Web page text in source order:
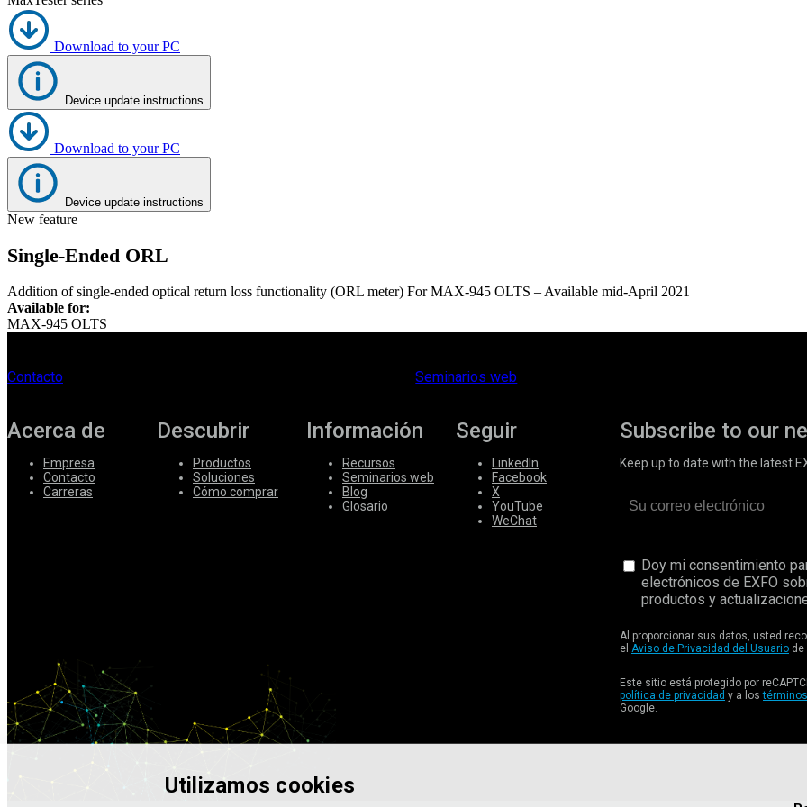
Utilizamos cookies
Corporate
Careers
Partners
Suppliers
Download to your PC
Device update instructions
Download to your PC
Device update instructions
New feature
Single-Ended ORL
Addition of single-ended optical return loss functionality (ORL meter) For MAX-945 OLTS – Available mid-April 2021
Available for:
MAX-945 OLTS
Contacto Seminarios web
Acerca de
Empresa
Contacto
Carreras
Descubrir
Productos
Soluciones
Cómo comprar
Información
Recursos
Seminarios web
Blog
Glosario
Seguir
LinkedIn
Facebook
X
YouTube
WeChat
Subscribe to our
Keep up to date with the latest
Doy mi consentimiento
electrónicos de EXFO
productos y
Al proporcionar sus datos, usted
el Aviso de Privacidad del Usuario de
Este sitio está protegido por
política de privacidad y a los
Google.